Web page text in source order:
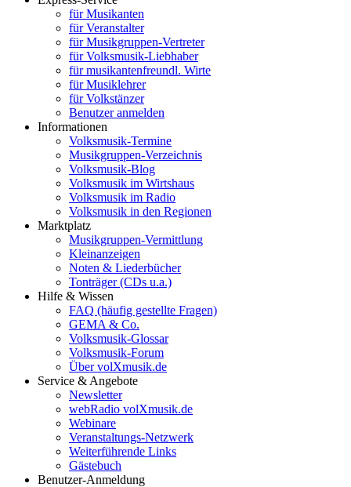
für Musikanten
für Veranstalter
für Musikgruppen-Vertreter
für Volksmusik-Liebhaber
für musikantenfreundl. Wirte
für Musiklehrer
für Volkstänzer
Benutzer anmelden
Informationen
Volksmusik-Termine
Musikgruppen-Verzeichnis
Volksmusik-Blog
Volksmusik im Wirtshaus
Volksmusik im Radio
Volksmusik in den Regionen
Marktplatz
Musikgruppen-Vermittlung
Kleinanzeigen
Noten & Liederbücher
Tonträger (CDs u.a.)
Hilfe & Wissen
FAQ (häufig gestellte Fragen)
GEMA & Co.
Volksmusik-Glossar
Volksmusik-Forum
Über volXmusik.de
Service & Angebote
Newsletter
webRadio volXmusik.de
Webinare
Veranstaltungs-Netzwerk
Weiterführende Links
Gästebuch
Benutzer-Anmeldung